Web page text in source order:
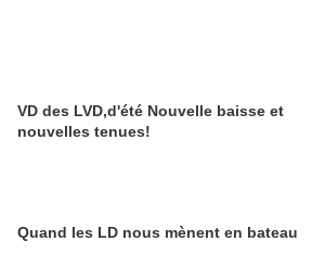
VD des LVD,d'été Nouvelle baisse et
nouvelles tenues!
Quand les LD nous mènent en bateau